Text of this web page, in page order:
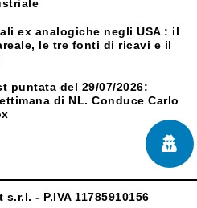
ex analogiche negli USA : il
le tre fonti di ricavi e il
puntata del 29/07/2026:
di NL. Conduce Carlo
- P.IVA 11785910156